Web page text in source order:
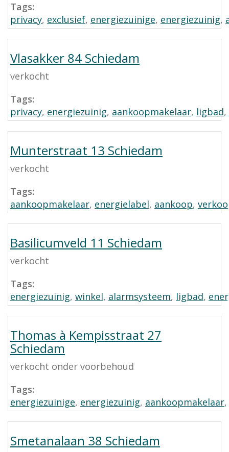
Tags:
privacy, exclusief, energiezuinige, energiezuinig,
Vlasakker 84 Schiedam
verkocht
Tags:
privacy, energiezuinig, aankoopmakelaar, ligbad,
Munterstraat 13 Schiedam
verkocht
Tags:
aankoopmakelaar, energielabel, aankoop,
Basilicumveld 11 Schiedam
verkocht
Tags:
energiezuinig, winkel, alarmsysteem, ligbad,
Thomas à Kempisstraat 27
Schiedam
verkocht onder voorbehoud
Tags:
energiezuinige, energiezuinig, aankoopmakelaar,
Smetanalaan 38 Schiedam